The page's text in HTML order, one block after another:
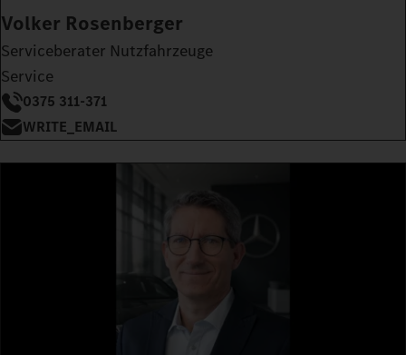
Volker Rosenberger
Serviceberater Nutzfahrzeuge
Service
0375 311-371
WRITE_EMAIL